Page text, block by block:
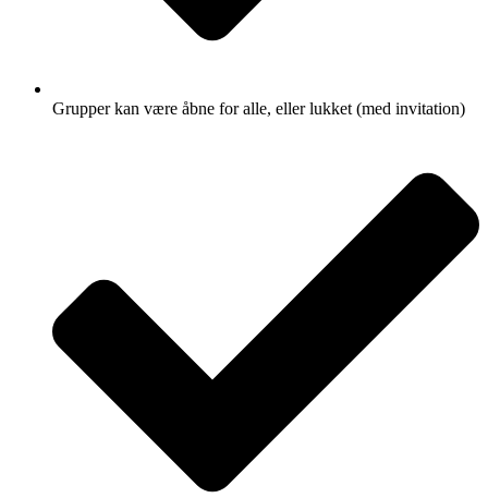
Grupper kan være åbne for alle, eller lukket (med invitation)